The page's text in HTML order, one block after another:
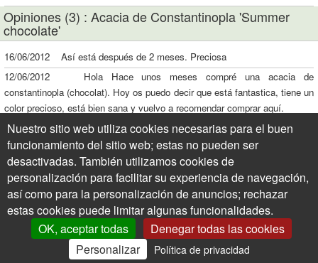
Opiniones (3) : Acacia de Constantinopla 'Summer
chocolate'
16/06/2012 Así está después de 2 meses. Preciosa
12/06/2012 Hola Hace unos meses compré una acacia de
constantinopla (chocolat). Hoy os puedo decir que está fantastica, tiene un
color precioso, está bien sana y vuelvo a recomendar comprar aquí.
Gracias a todos
15/03/2012 Ayer me llego la acacia de Const. summer choc. muy bien
empaquetada y en muy buenas condiciones. Después del primer día
empezó a dar los primeros brotes y eso si plantarla en la finca. Así, que
muy contento con ella.
Mi Cuenta Ofertas Cesta
Nuestro sitio web utiliza cookies necesarias para el buen
funcionamiento del sitio web; estas no pueden ser
desactivadas. También utilizamos cookies de
personalización para facilitar su experiencia de navegación,
así como para la personalización de anuncios; rechazar
estas cookies puede limitar algunas funcionalidades.
OK, aceptar todas
Denegar todas las cookies
Personalizar
Política de privacidad